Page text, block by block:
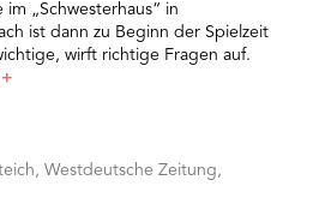
im „Schwesterhaus“ in
ist dann zu Beginn der Spielzeit
wirft richtige Fragen auf.
+
Westdeutsche Zeitung,